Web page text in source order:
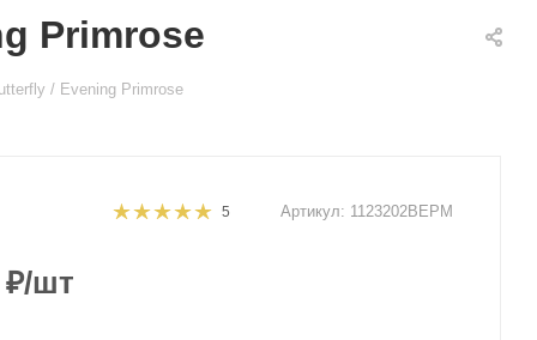
Primrose
/ Evening Primrose
5 Артикул: 1123202BEPM
/шт